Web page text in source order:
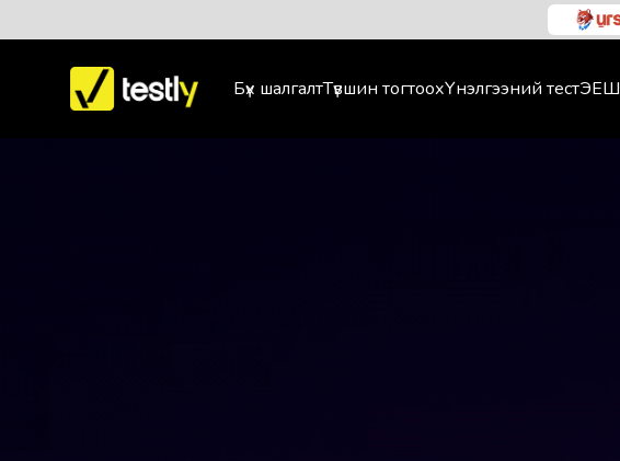
Бүх шалгалтТүвшин тогтоохҮнэлгээний тестЭЕШ